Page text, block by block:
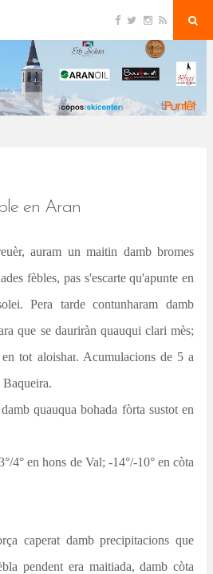
c
o
o
i
e
r
s
t
a
g
r
m
R
S
a
en Aran
auram un maitin damb bromes
fèbles, pas s'escarte qu'apunte en
Pera tarde contunharam damb
que se dauriràn quauqui clari mès;
tot aloishar. Acumulacions de 5 a
Baqueira.
quauqua bohada fòrta sustot en
4° en hons de Val; -14°/-10° en còta
caperat damb precipitacions que
pendent era maitiada, damb còta